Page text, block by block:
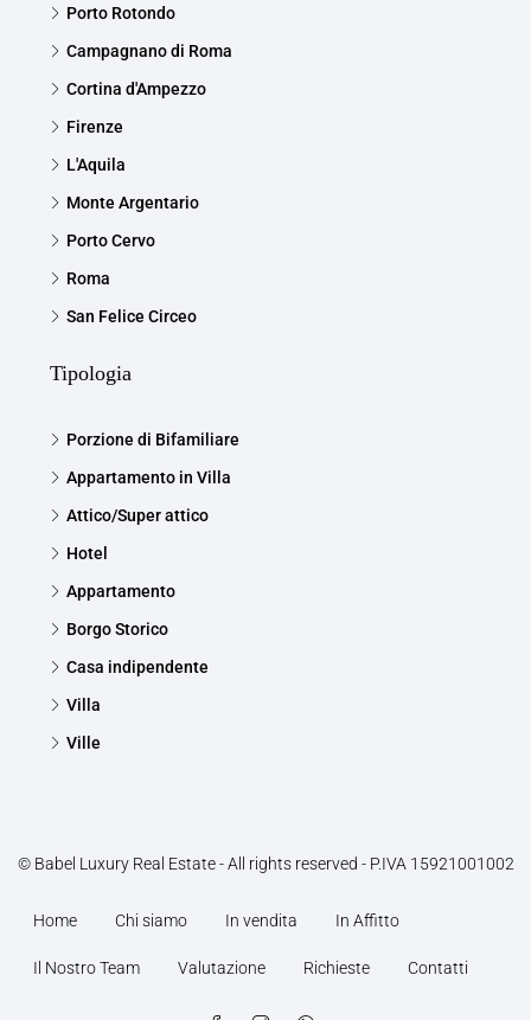
Porto Rotondo
Campagnano di Roma
Cortina d'Ampezzo
Firenze
L'Aquila
Monte Argentario
Porto Cervo
Roma
San Felice Circeo
Tipologia
Porzione di Bifamiliare
Appartamento in Villa
Attico/Super attico
Hotel
Appartamento
Borgo Storico
Casa indipendente
Villa
Ville
© Babel Luxury Real Estate - All rights reserved - P.IVA 15921001002
Home Chi siamo In vendita In Affitto
Il Nostro Team Valutazione Richieste Contatti